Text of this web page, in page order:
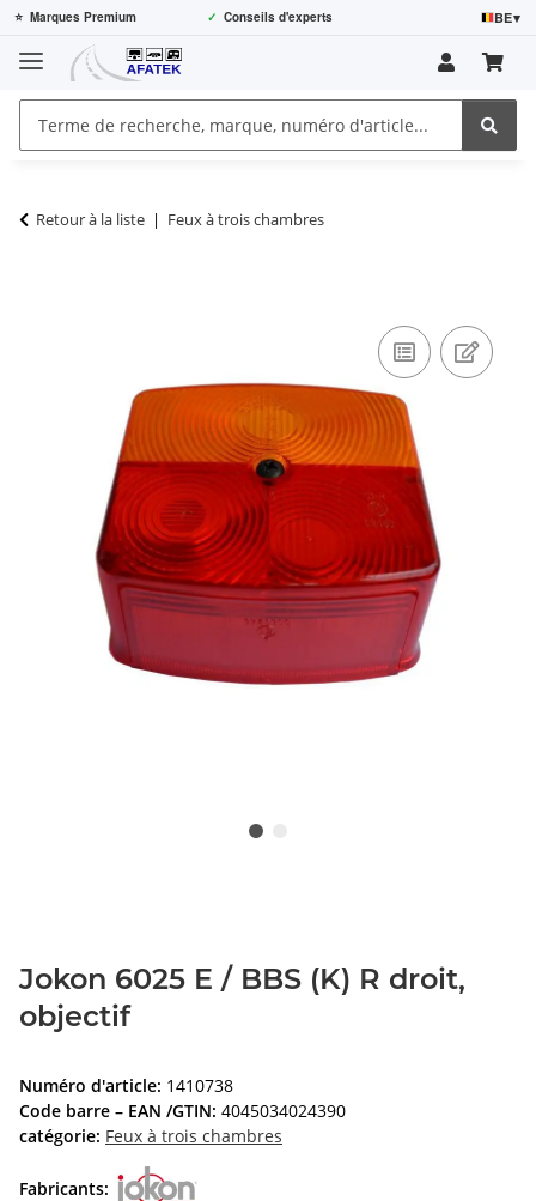
⭐ Marques Premium ✓ Conseils d'experts BE▾
Retour à la liste Feux à trois chambres
Jokon 6025 E / BBS (K) R droit,
objectif
Numéro d'article: 1410738
Code barre – EAN /GTIN: 4045034024390
catégorie: Feux à trois chambres
Fabricants: